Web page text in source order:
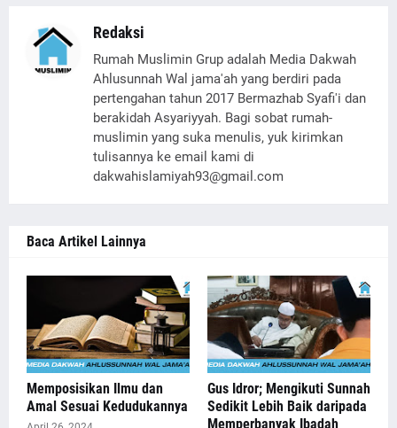
Redaksi
Rumah Muslimin Grup adalah Media Dakwah
Ahlusunnah Wal jama'ah yang berdiri pada
pertengahan tahun 2017 Bermazhab Syafi'i dan
berakidah Asyariyyah. Bagi sobat rumah-
muslimin yang suka menulis, yuk kirimkan
tulisannya ke email kami di
dakwahislamiyah93@gmail.com
Baca Artikel Lainnya
Memposisikan Ilmu dan
Amal Sesuai Kedudukannya
Gus Idror; Mengikuti Sunnah
Sedikit Lebih Baik daripada
Memperbanyak Ibadah